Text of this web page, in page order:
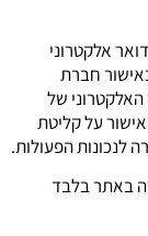
אלקטרוני
חברת
של
אישור על קליטת
לנכונות הפעולות.
באתר בלבד